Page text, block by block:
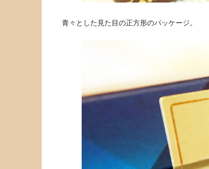
青々とした見た目の正方形のパッケージ。